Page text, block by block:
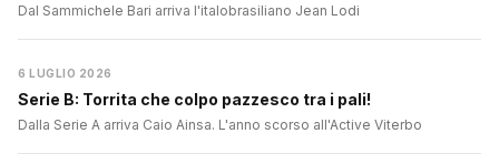
Dal Sammichele Bari arriva l'italobrasiliano Jean Lodi
6 LUGLIO 2026
Serie B: Torrita che colpo pazzesco tra i pali!
Dalla Serie A arriva Caio Ainsa. L'anno scorso all'Active Viterbo